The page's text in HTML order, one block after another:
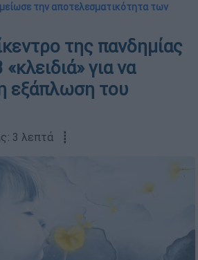
την αποτελεσματικότητα των
της πανδημίας
για να
εξάπλωση του
3 λεπτά ┋